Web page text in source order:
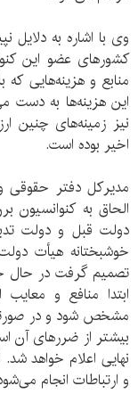
وی با اشاره به دلایل
کشورهای عضو این
منابع و هزینه‌هایی
این هزینه‌ها به دست
نیز زمینه‌های چنین
اخیر بوده است.
مدیرکل دفتر حقوقی
الحاق به کنوانسیون
دولت قبل و دولت
خوشبختانه هیأت
تصمیم گرفت در حال
ابتدا منافع و
مشخص شود و در
بیشتر از ضررهای آن
نهایی اعلام خواهد
و ارتباطات انجام